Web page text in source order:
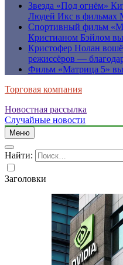
Звезда «Под огнём»
Людей Икс в фильмах
Спортивный фильм
Кристианом Бэйлом
Кристофер Нолан
режиссёров —
Фильм «Матрица 5»
Торговая компания
Новостная рассылка
Случайные новости
Меню
Найти:
Заголовки